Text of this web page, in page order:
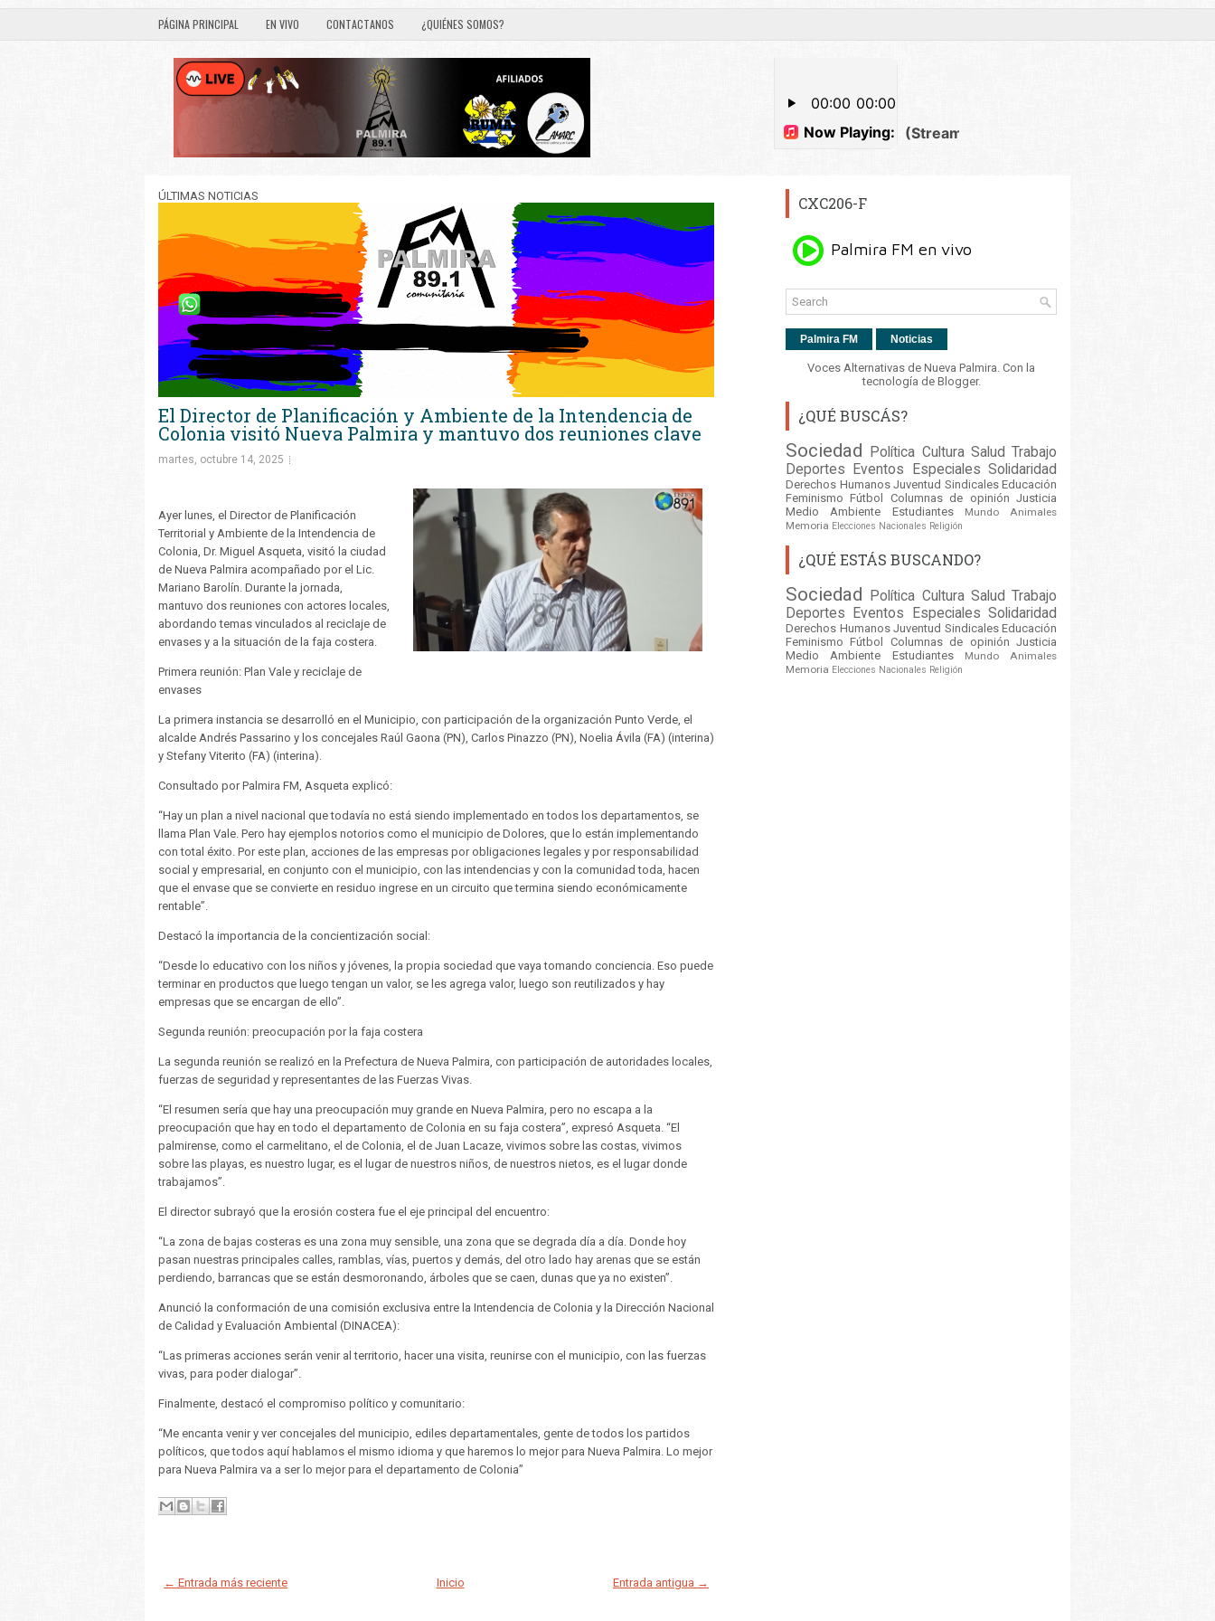
PÁGINA PRINCIPAL EN VIVO CONTACTANOS ¿QUIÉNES SOMOS?
ÚLTIMAS NOTICIAS
El Director de Planificación y Ambiente de la Intendencia de
Colonia visitó Nueva Palmira y mantuvo dos reuniones clave
martes, octubre 14, 2025
Ayer lunes, el Director de Planificación
Territorial y Ambiente de la Intendencia de
Colonia, Dr. Miguel Asqueta, visitó la ciudad
de Nueva Palmira acompañado por el Lic.
Mariano Barolín. Durante la jornada,
mantuvo dos reuniones con actores locales,
abordando temas vinculados al reciclaje de
envases y a la situación de la faja costera.
Primera reunión: Plan Vale y reciclaje de
envases
La primera instancia se desarrolló en el Municipio, con participación de la organización Punto Verde, el
alcalde Andrés Passarino y los concejales Raúl Gaona (PN), Carlos Pinazzo (PN), Noelia Ávila (FA) (interina)
y Stefany Viterito (FA) (interina).
Consultado por Palmira FM, Asqueta explicó:
“Hay un plan a nivel nacional que todavía no está siendo implementado en todos los departamentos, se
llama Plan Vale. Pero hay ejemplos notorios como el municipio de Dolores, que lo están implementando
con total éxito. Por este plan, acciones de las empresas por obligaciones legales y por responsabilidad
social y empresarial, en conjunto con el municipio, con las intendencias y con la comunidad toda, hacen
que el envase que se convierte en residuo ingrese en un circuito que termina siendo económicamente
rentable”.
Destacó la importancia de la concientización social:
“Desde lo educativo con los niños y jóvenes, la propia sociedad que vaya tomando conciencia. Eso puede
terminar en productos que luego tengan un valor, se les agrega valor, luego son reutilizados y hay
empresas que se encargan de ello”.
Segunda reunión: preocupación por la faja costera
La segunda reunión se realizó en la Prefectura de Nueva Palmira, con participación de autoridades locales,
fuerzas de seguridad y representantes de las Fuerzas Vivas.
“El resumen sería que hay una preocupación muy grande en Nueva Palmira, pero no escapa a la
preocupación que hay en todo el departamento de Colonia en su faja costera”, expresó Asqueta. “El
palmirense, como el carmelitano, el de Colonia, el de Juan Lacaze, vivimos sobre las costas, vivimos
sobre las playas, es nuestro lugar, es el lugar de nuestros niños, de nuestros nietos, es el lugar donde
trabajamos”.
El director subrayó que la erosión costera fue el eje principal del encuentro:
“La zona de bajas costeras es una zona muy sensible, una zona que se degrada día a día. Donde hoy
pasan nuestras principales calles, ramblas, vías, puertos y demás, del otro lado hay arenas que se están
perdiendo, barrancas que se están desmoronando, árboles que se caen, dunas que ya no existen”.
Anunció la conformación de una comisión exclusiva entre la Intendencia de Colonia y la Dirección Nacional
de Calidad y Evaluación Ambiental (DINACEA):
“Las primeras acciones serán venir al territorio, hacer una visita, reunirse con el municipio, con las fuerzas
vivas, para poder dialogar”.
Finalmente, destacó el compromiso político y comunitario:
“Me encanta venir y ver concejales del municipio, ediles departamentales, gente de todos los partidos
políticos, que todos aquí hablamos el mismo idioma y que haremos lo mejor para Nueva Palmira. Lo mejor
para Nueva Palmira va a ser lo mejor para el departamento de Colonia”
← Entrada más reciente Entrada antigua →
Inicio
CXC206-F
Palmira FM Noticias
Voces Alternativas de Nueva Palmira. Con la
tecnología de Blogger.
¿QUÉ BUSCÁS?
Sociedad Política Cultura Salud Trabajo
Deportes
Eventos Especiales Solidaridad
Derechos Humanos Juventud Sindicales Educación
Feminismo Fútbol Columnas de opinión Justicia
Medio Ambiente
Estudiantes Mundo
Animales
Memoria Elecciones Nacionales Religión
¿QUÉ ESTÁS BUSCANDO?
Sociedad Política Cultura Salud Trabajo
Deportes
Eventos Especiales Solidaridad
Derechos Humanos Juventud Sindicales Educación
Feminismo Fútbol Columnas de opinión Justicia
Medio Ambiente
Estudiantes Mundo
Animales
Memoria Elecciones Nacionales Religión